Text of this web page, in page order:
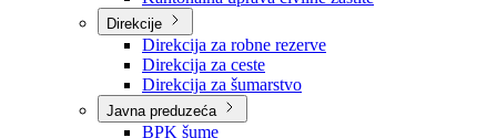
Uprave
Kantonalna uprava za inspekcijske poslove
Kantonalna uprava civilne zaštite
Direkcije
Direkcija za robne rezerve
Direkcija za ceste